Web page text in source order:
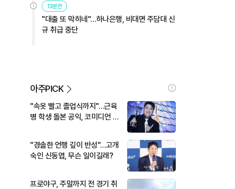
13분전
"대출 또 막히네"…하나은행, 비대면 주담대 신
규 취급 중단
아주PICK
"속옷 빨고 졸업식까지"…근육
병 학생 돌본 공익, 코미디언 김
"경솔한 언행 깊이 반성"…고개
숙인 신동엽, 무슨 일이길래?
프로야구, 주말까지 전 경기 취